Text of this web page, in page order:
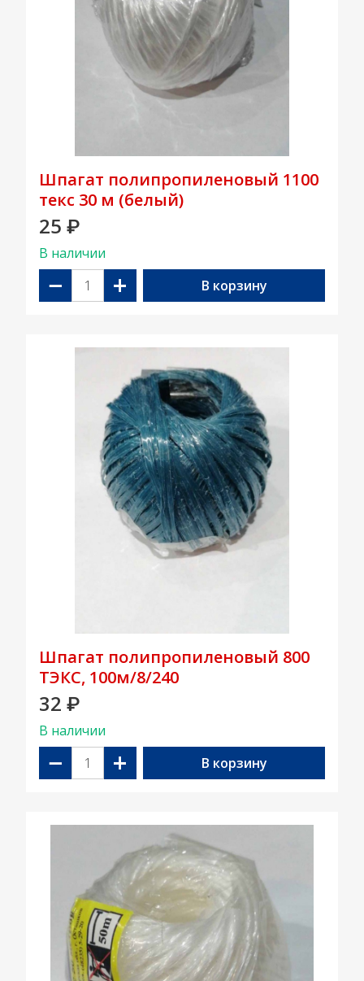
Шпагат полипропиленовый 1100
текс 30 м (белый)
25 ₽
В наличии
− + В корзину
Шпагат полипропиленовый 800
ТЭКС, 100м/8/240
32 ₽
В наличии
− + В корзину